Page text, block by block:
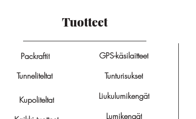
Tuotteet
Packraftit
Tunneliteltat
Kupoliteltat
GPS-käsilaitteet
Tunturisukset
Liukulumikengät
Lumikengät